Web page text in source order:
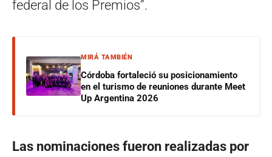
federal de los Premios”.
MIRÁ TAMBIÉN
Córdoba fortaleció su posicionamiento
en el turismo de reuniones durante Meet
Up Argentina 2026
Las nominaciones fueron realizadas por